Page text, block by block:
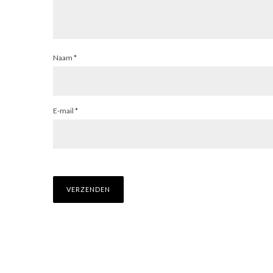
Naam *
E-mail *